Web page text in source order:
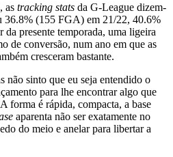
as tracking stats da G-League dizem-
36.8% (155 FGA) em 21/22, 40.6%
presente temporada, uma ligeira
de conversão, num ano em que as
cresceram bastante.
não sinto que eu seja entendido o
para lhe encontrar algo que
forma é rápida, compacta, a base
aparenta não ser exatamente no
do meio e anelar para libertar a